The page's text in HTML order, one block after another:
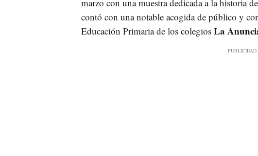
marzo con una muestra dedicada a la historia
contó con una notable acogida de público y
Educación Primaria de los colegios La